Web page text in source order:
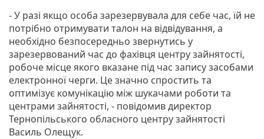
- У разі якщо особа зарезервувала для себе час, їй не
потрібно отримувати талон на відвідування, а
необхідно безпосередньо звернутись у
зарезервований час до фахівця центру зайнятості,
робоче місце якого вказане під час запису засобами
електронної черги. Це значно спростить та
оптимізує комунікацію між шукачами роботи та
центрами зайнятості, - повідомив директор
Тернопільського обласного центру зайнятості
Василь Олещук.